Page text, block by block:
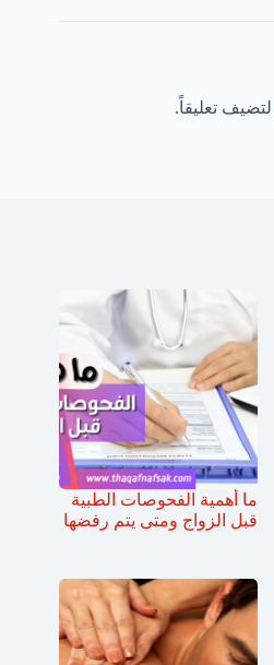
لتضيف تعليقاً.
ما أهمية الفحوصات الطبية
قبل الزواج ومتى يتم رفضها